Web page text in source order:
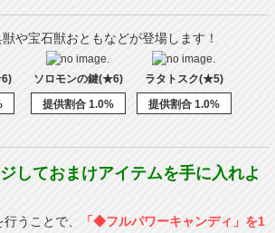
や宝石獣おともなどが登場します！
ソロモンの鍵(★6)
提供割合 1.0%
ラタトスク(★5)
提供割合 1.0%
しておまけアイテムを手に入れよ
行うことで、
「◆フルパワーキャンディ」を1